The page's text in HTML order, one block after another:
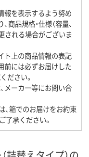
報を表示するよう努め
品規格・仕様（容量、
される場合がございま
ト上の商品情報の表記
前には必ずお届けした
ださい。
メーカー等にお問い合
、箱でのお届けをお約束
了承ください。